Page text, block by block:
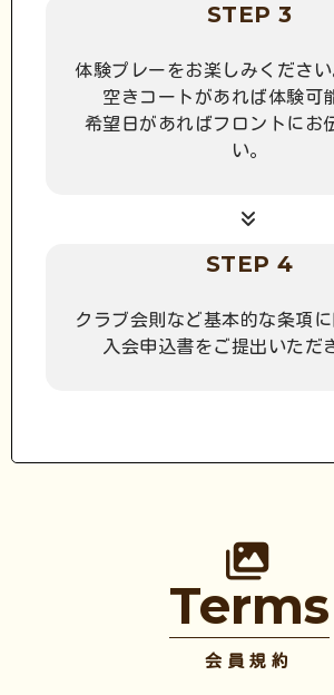
STEP 3
体験プレーをお楽しみくださ
空きコートがあれば体験可
希望日があればフロントにお
い。
STEP 4
クラブ会則など基本的な条項に
入会申込書をご提出いただ
Terms
会員規約